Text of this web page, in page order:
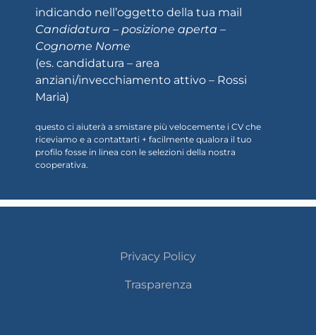
indicando nell’oggetto della tua mail
Candidatura – posizione aperta –
Cognome Nome
(es. candidatura – area
anziani/invecchiamento attivo – Rossi
Maria)
questo ci aiuterà a smistare più velocemente i CV che
riceviamo e a contattarti + facilmente qualora il tuo
profilo fosse in linea con le selezioni della nostra
cooperativa.
Privacy Policy
Trasparenza